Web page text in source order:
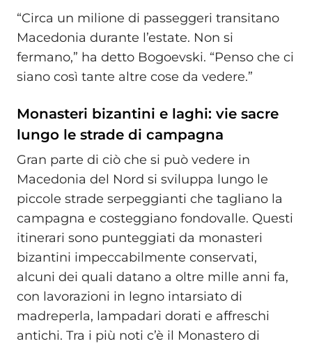
“Circa un milione di passeggeri transitano
Macedonia durante l’estate. Non si
fermano,” ha detto Bogoevski. “Penso che ci
siano così tante altre cose da vedere.”
Monasteri bizantini e laghi: vie sacre
lungo le strade di campagna
Gran parte di ciò che si può vedere in
Macedonia del Nord si sviluppa lungo le
piccole strade serpeggianti che tagliano la
campagna e costeggiano fondovalle. Questi
itinerari sono punteggiati da monasteri
bizantini impeccabilmente conservati,
alcuni dei quali datano a oltre mille anni fa,
con lavorazioni in legno intarsiato di
madreperla, lampadari dorati e affreschi
antichi. Tra i più noti c’è il Monastero di